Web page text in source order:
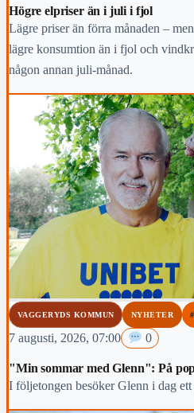
Högre elpriser än i juli i fjol
Lägre priser än förra månaden –
lägre konsumtion än i fjol och
någon annan juli-månad.
VAGGERYDS KOMMUN NYHETER
7 augusti, 2026, 07:00 0
"Min sommar med Glenn": På
I följetongen besöker Glenn i dag